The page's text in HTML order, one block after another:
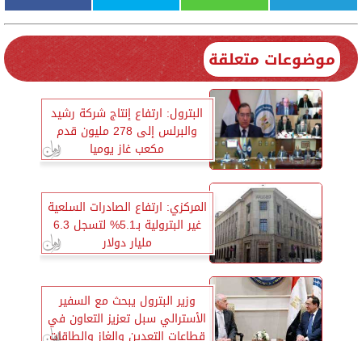
موضوعات متعلقة
البترول: ارتفاع إنتاج شركة رشيد
والبرلس إلى 278 مليون قدم
مكعب غاز يوميا
المركزي: ارتفاع الصادرات السلعية
غير البترولية بـ5.1% لتسجل 6.3
مليار دولار
وزير البترول يبحث مع السفير
الأسترالي سبل تعزيز التعاون في
قطاعات التعدين والغاز والطاقات